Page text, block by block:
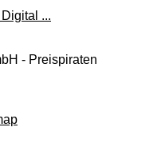
...
- Preispiraten